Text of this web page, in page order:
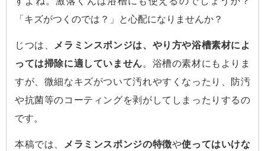
「キズがつくのでは？」と心配になりませんか？
じつは、
メラミンスポンジは、やり方や浴槽素材によ
っては掃除に適していません。浴槽の素材にもよりま
すが、微細なキズがついて汚れやすくなったり、防汚
や抗菌等のコーティングを剥がしてしまったりするの
です。
本稿では、 メラミンスポンジの特徴や使ってはいけな